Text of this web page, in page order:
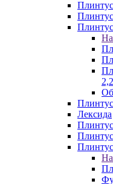
Лексида